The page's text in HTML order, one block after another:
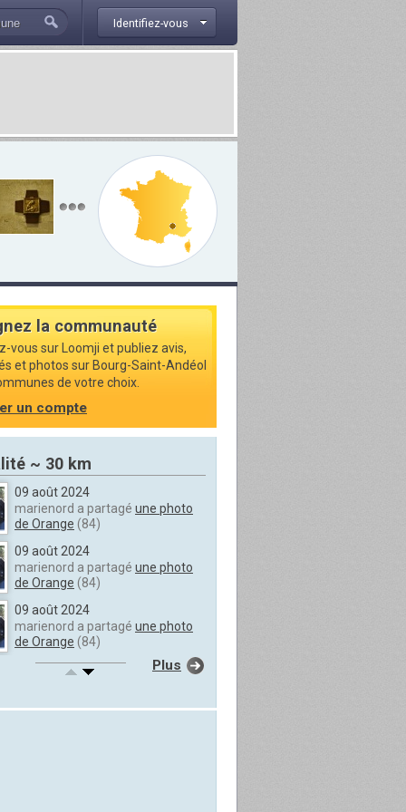
Identifiez-vous
la communauté
vous sur Loomji et publiez avis,
et photos sur Bourg-Saint-Andéol
de votre choix.
un compte
~ 30 km
09 août 2024
marienord a partagé une photo
de Orange (84)
09 août 2024
marienord a partagé une photo
de Orange (84)
09 août 2024
marienord a partagé une photo
de Orange (84)
09 août 2024
Plus